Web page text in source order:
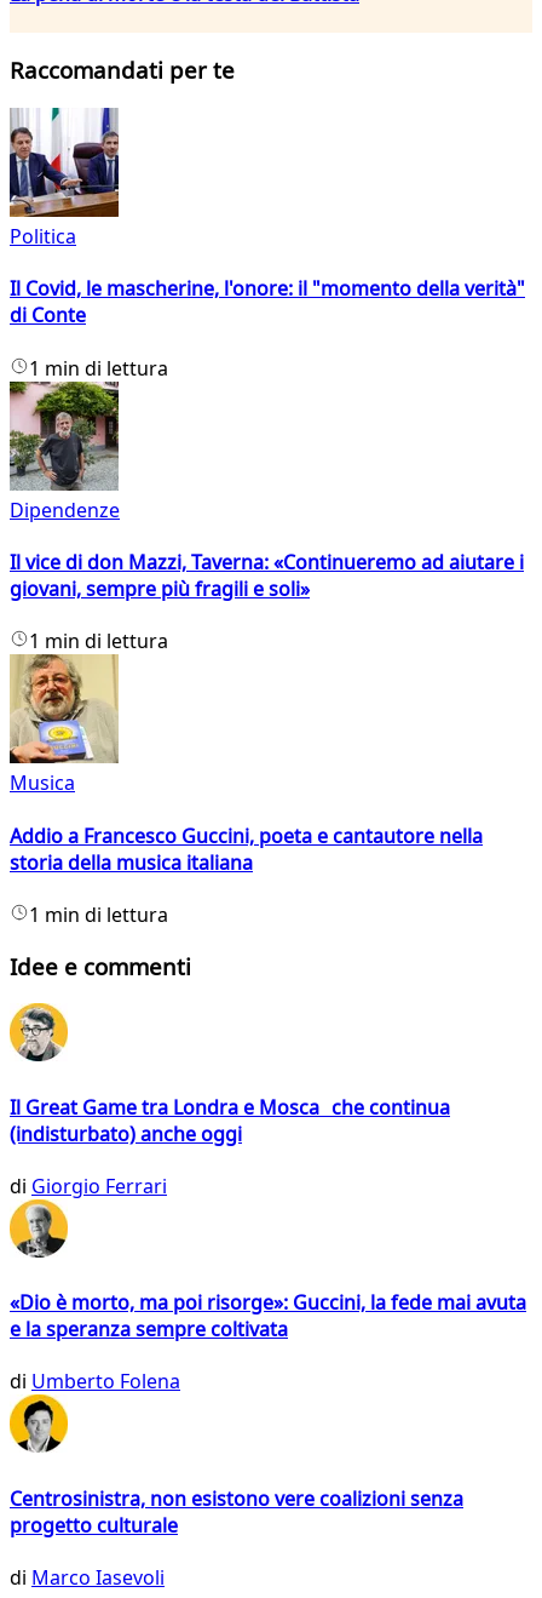
Raccomandati per te
Politica
Il Covid, le mascherine, l'onore: il "momento della verità"
di Conte
1 min di lettura
Dipendenze
Il vice di don Mazzi, Taverna: «Continueremo ad aiutare i
giovani, sempre più fragili e soli»
1 min di lettura
Musica
Addio a Francesco Guccini, poeta e cantautore nella
storia della musica italiana
1 min di lettura
Idee e commenti
Il Great Game tra Londra e Mosca che continua
(indisturbato) anche oggi
di Giorgio Ferrari
«Dio è morto, ma poi risorge»: Guccini, la fede mai avuta
e la speranza sempre coltivata
di Umberto Folena
Centrosinistra, non esistono vere coalizioni senza
progetto culturale
di Marco Iasevoli